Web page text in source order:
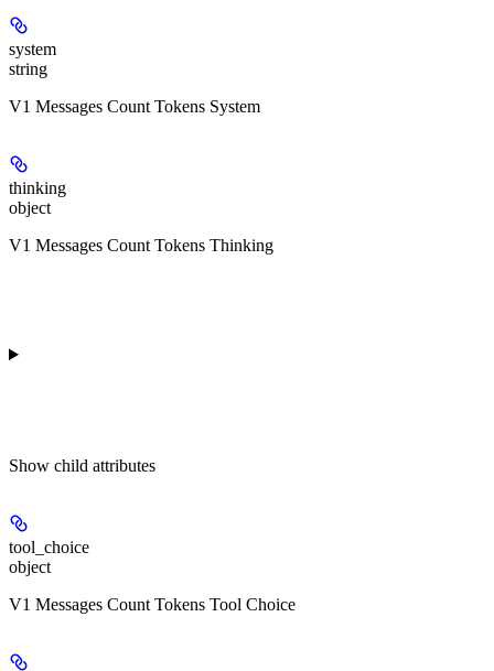
system
string
V1 Messages Count Tokens System
thinking
object
V1 Messages Count Tokens Thinking
Show child attributes
tool_choice
object
V1 Messages Count Tokens Tool Choice